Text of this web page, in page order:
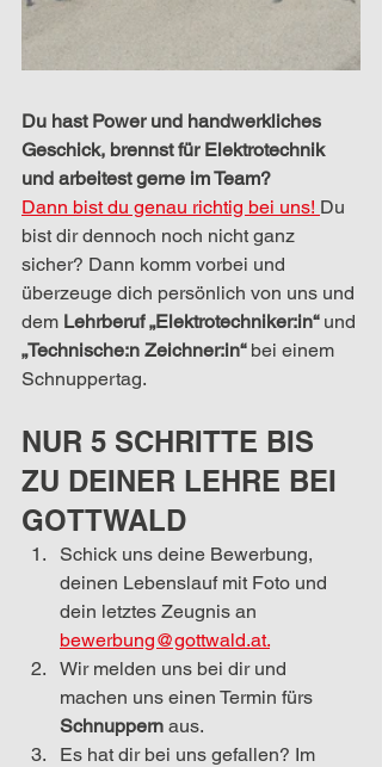
Du hast Power und handwerkliches
Geschick, brennst für Elektrotechnik
und arbeitest gerne im Team?
Dann bist du genau richtig bei uns! Du
bist dir dennoch noch nicht ganz
sicher? Dann komm vorbei und
überzeuge dich persönlich von uns und
dem Lehrberuf „Elektrotechniker:in“ und
„Technische:n Zeichner:in“ bei einem
Schnuppertag.
NUR 5 SCHRITTE BIS
ZU DEINER LEHRE BEI
GOTTWALD
Schick uns deine Bewerbung,
deinen Lebenslauf mit Foto und
dein letztes Zeugnis an
bewerbung@gottwald.at.
Wir melden uns bei dir und
machen uns einen Termin fürs
Schnuppern aus.
Es hat dir bei uns gefallen? Im